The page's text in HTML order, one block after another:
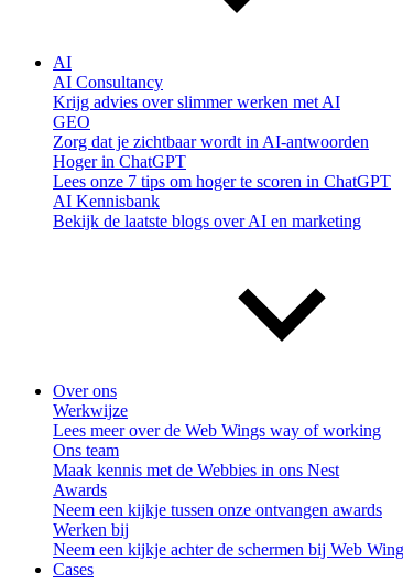
AI
AI Consultancy
Krijg advies over slimmer werken met AI
GEO
Zorg dat je zichtbaar wordt in AI-antwoorden
Hoger in ChatGPT
Lees onze 7 tips om hoger te scoren in ChatGPT
AI Kennisbank
Bekijk de laatste blogs over AI en marketing
Over ons
Werkwijze
Lees meer over de Web Wings way of working
Ons team
Maak kennis met de Webbies in ons Nest
Awards
Neem een kijkje tussen onze ontvangen awards
Werken bij
Neem een kijkje achter de schermen bij Web
Cases